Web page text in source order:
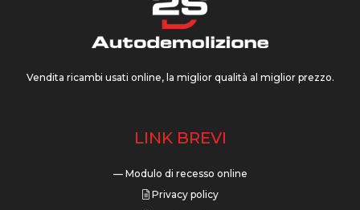
Vendita ricambi usati online, la miglior qualità al miglior prezzo.
LINK BREVI
— Modulo di recesso online
Privacy policy